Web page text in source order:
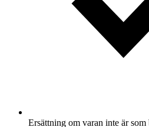
Ersättning om varan inte är som